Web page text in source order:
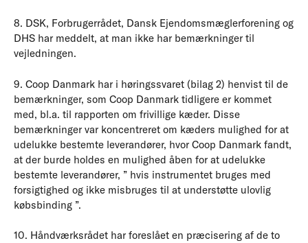
8. DSK, Forbrugerrådet, Dansk Ejendomsmæglerforening og
DHS har meddelt, at man ikke har bemærkninger til
vejledningen.
9. Coop Danmark har i høringssvaret (bilag 2) henvist til de
bemærkninger, som Coop Danmark tidligere er kommet
med, bl.a. til rapporten om frivillige kæder. Disse
bemærkninger var koncentreret om kæders mulighed for at
udelukke bestemte leverandører, hvor Coop Danmark fandt,
at der burde holdes en mulighed åben for at udelukke
bestemte leverandører, ” hvis instrumentet bruges med
forsigtighed og ikke misbruges til at understøtte ulovlig
købsbinding ”.
10. Håndværksrådet har foreslået en præcisering af de to